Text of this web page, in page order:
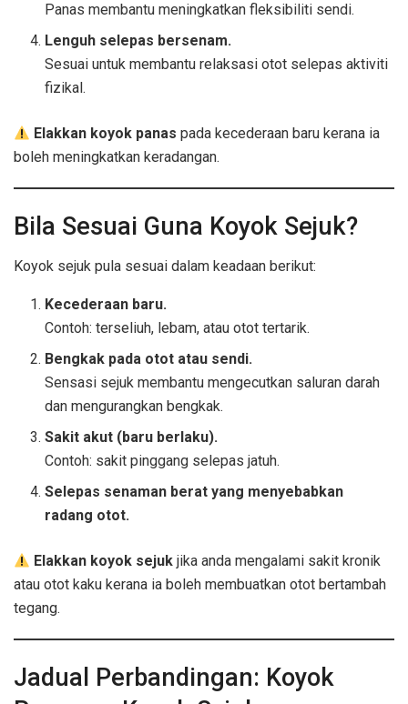
Panas membantu meningkatkan fleksibiliti sendi.
Lenguh selepas bersenam.
Sesuai untuk membantu relaksasi otot selepas aktiviti
fizikal.
Elakkan koyok panas pada kecederaan baru kerana ia
boleh meningkatkan keradangan.
Bila Sesuai Guna Koyok Sejuk?
Koyok sejuk pula sesuai dalam keadaan berikut:
Kecederaan baru.
Contoh: terseliuh, lebam, atau otot tertarik.
Bengkak pada otot atau sendi.
Sensasi sejuk membantu mengecutkan saluran darah
dan mengurangkan bengkak.
Sakit akut (baru berlaku).
Contoh: sakit pinggang selepas jatuh.
Selepas senaman berat yang menyebabkan
radang otot.
Elakkan koyok sejuk jika anda mengalami sakit kronik
atau otot kaku kerana ia boleh membuatkan otot bertambah
tegang.
Jadual Perbandingan: Koyok